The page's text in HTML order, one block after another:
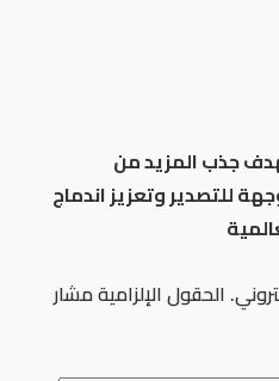
جذب المزيد من
للتصدير وتعزيز اندماج
الحقول الإلزامية مشار